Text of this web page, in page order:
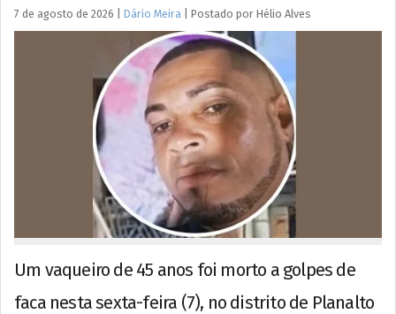
7 de agosto de 2026 Dário Meira Postado por Hélio Alves
Um vaqueiro de 45 anos foi morto a golpes de
faca nesta sexta-feira (7), no distrito de Planalto